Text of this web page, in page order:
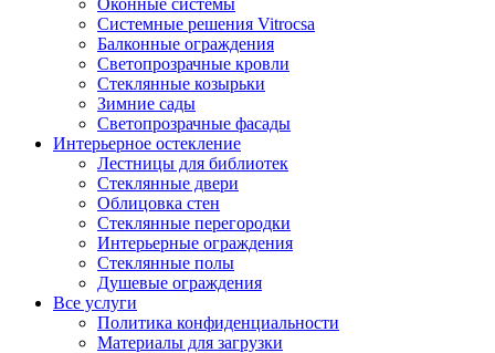
Системные решения Vitrocsa
Балконные ограждения
Светопрозрачные кровли
Стеклянные козырьки
Зимние сады
Светопрозрачные фасады
Интерьерное остекление
Лестницы для библиотек
Стеклянные двери
Облицовка стен
Стеклянные перегородки
Интерьерные ограждения
Стеклянные полы
Душевые ограждения
Все услуги
Политика конфиденциальности
Материалы для загрузки